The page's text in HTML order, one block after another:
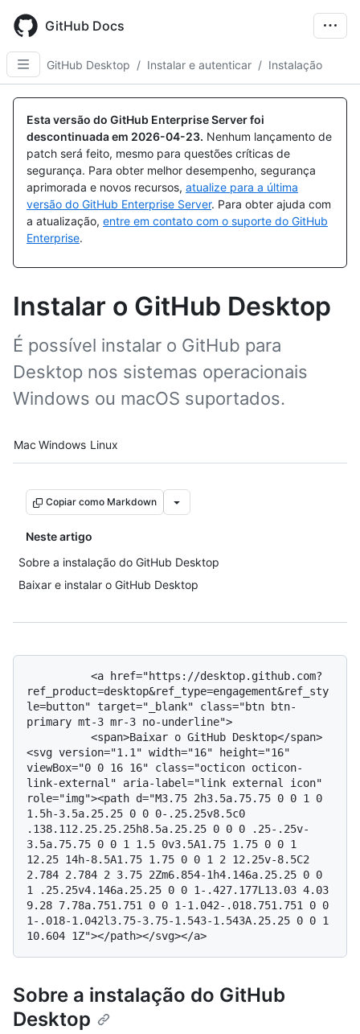
main
content
GitHub Docs
GitHub Desktop / Instalar e autenticar / Instalação
Esta versão do GitHub Enterprise Server foi
descontinuada em 2026-04-23. Nenhum lançamento de
patch será feito, mesmo para questões críticas de
segurança. Para obter melhor desempenho, segurança
aprimorada e novos recursos, atualize para a última
versão do GitHub Enterprise Server. Para obter ajuda com
a atualização, entre em contato com o suporte do GitHub
Enterprise.
Instalar o GitHub Desktop
É possível instalar o GitHub para
Desktop nos sistemas operacionais
Windows ou macOS suportados.
Platform navigation
Mac Windows Linux
Copiar como Markdown
Neste artigo
Sobre a instalação do GitHub Desktop
Baixar e instalar o GitHub Desktop
ref_product=desktop&ref_type=engagement&ref_sty
le=button" target="_blank" class="btn btn-
primary mt-3 mr-3 no-underline">
<svg version="1.1" width="16" height="16"
viewBox="0 0 16 16" class="octicon octicon-
link-external" aria-label="link external icon"
role="img"><path d="M3.75 2h3.5a.75.75 0 0 1 0
1.5h-3.5a.25.25 0 0 0-.25.25v8.5c0
.138.112.25.25.25h8.5a.25.25 0 0 0 .25-.25v-
3.5a.75.75 0 0 1 1.5 0v3.5A1.75 1.75 0 0 1
12.25 14h-8.5A1.75 1.75 0 0 1 2 12.25v-8.5C2
2.784 2.784 2 3.75 2Zm6.854-1h4.146a.25.25 0 0
1 .25.25v4.146a.25.25 0 0 1-.427.177L13.03 4.03
9.28 7.78a.751.751 0 0 1-1.042-.018.751.751 0 0
1-.018-1.042l3.75-3.75-1.543-1.543A.25.25 0 0 1
Sobre a instalação do GitHub
Desktop